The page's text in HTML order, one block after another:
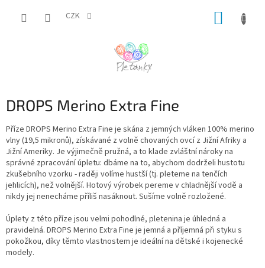
CZK
DROPS Merino Extra Fine
Příze DROPS Merino Extra Fine je skána z jemných vláken 100% merino
vlny (19,5 mikronů), získávané z volně chovaných ovcí z Jižní Afriky a
Jižní Ameriky. Je výjimečně pružná, a to klade zvláštní nároky na
správné zpracování úpletu: dbáme na to, abychom dodrželi hustotu
zkušebního vzorku - raději volíme hustší (tj. pleteme na tenčích
jehlicích), než volnější. Hotový výrobek pereme v chladnější vodě a
nikdy jej nenecháme příliš nasáknout. Sušíme volně rozložené.
Úplety z této příze jsou velmi pohodlné, pletenina je úhledná a
pravidelná. DROPS Merino Extra Fine je jemná a příjemná při styku s
pokožkou, díky těmto vlastnostem je ideální na dětské i kojenecké
modely.